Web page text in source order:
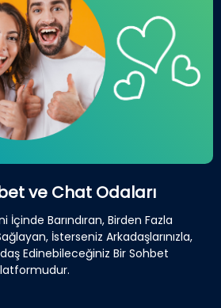
ve Chat Odaları
İçinde Barındıran, Birden Fazla
İsterseniz Arkadaşlarınızla,
Edinebileceğiniz Bir Sohbet